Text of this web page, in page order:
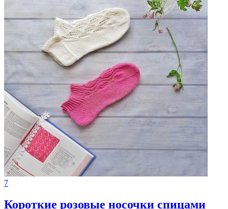
7
Короткие розовые носочки спицами